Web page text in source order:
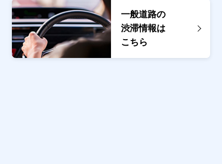
一般道路の
渋滞情報は
こちら